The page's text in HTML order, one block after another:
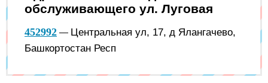
обслуживающего ул. Луговая
452992 — Центральная ул, 17, д Ялангачево,
Башкортостан Респ